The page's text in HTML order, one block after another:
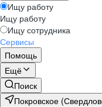
Ищу работу
Ищу работу
Ищу сотрудника
Сервисы
Помощь
Ещё
Поиск
Покровское